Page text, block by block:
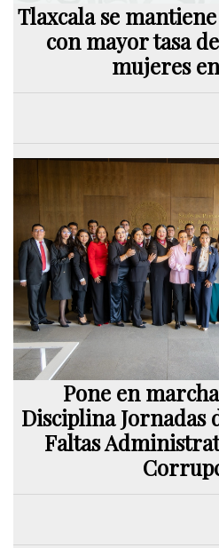
Tlaxcala se
con mayor tasa
mujeres
Pone en
Disciplina Jornadas
Faltas